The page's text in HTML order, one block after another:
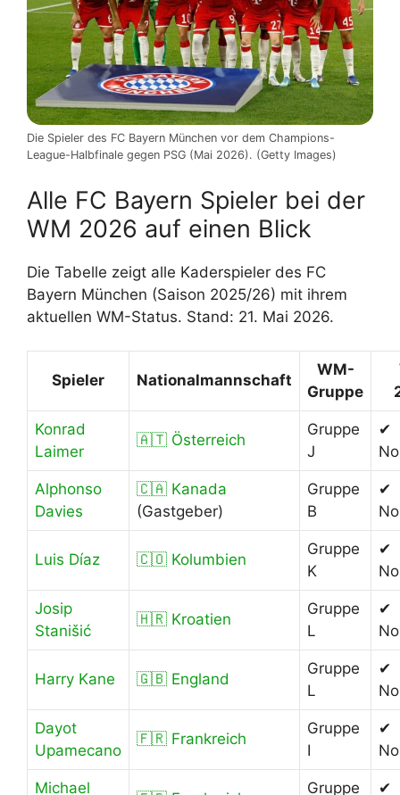
Die Spieler des FC Bayern München vor dem Champions-
League-Halbfinale gegen PSG (Mai 2026). (Getty Images)
Alle FC Bayern Spieler bei der
WM 2026 auf einen Blick
Die Tabelle zeigt alle Kaderspieler des FC
Bayern München (Saison 2025/26) mit ihrem
aktuellen WM-Status. Stand: 21. Mai 2026.
Spieler Nationalmannschaft
WM-
Gruppe
Konrad
Laimer
🇦🇹 Österreich
Gruppe
J
✔
Alphonso
Davies
🇨🇦 Kanada
(Gastgeber)
Gruppe
B
✔
Luis Díaz 🇨🇴 Kolumbien
Gruppe
K
✔
Josip
Stanišić
🇭🇷 Kroatien
Gruppe
L
✔
Harry Kane 🇬🇧 England
Gruppe
L
✔
Dayot
Upamecano
🇫🇷 Frankreich
Gruppe
I
✔
Michael
Gruppe
✔